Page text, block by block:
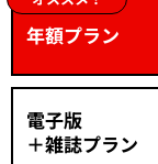
年額プラン
電子版
＋雑誌プラン